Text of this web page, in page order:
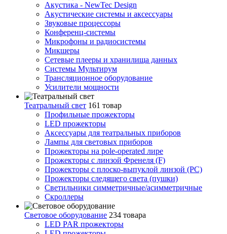
Акустика - NewTec Design
Акустические системы и аксессуары
Звуковые процессоры
Конференц-системы
Микрофоны и радиосистемы
Микшеры
Сетевые плееры и хранилища данных
Системы Мультирум
Трансляционное оборудование
Усилители мощности
Театральный свет 161 товар
Профильные прожекторы
LED прожекторы
Аксессуары для театральных приборов
Лампы для световых приборов
Прожекторы на pole-operated лире
Прожекторы с линзой Френеля (F)
Прожекторы с плоско-выпуклой линзой (PC)
Прожекторы следящего света (пушки)
Светильники симметричные/асимметричные
Скроллеры
Световое оборудование 234 товара
LED PAR прожекторы